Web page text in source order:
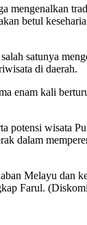
mengenalkan
betul
satunya
di daerah.
enam kali
potensi wisata
dalam
Melayu dan
Farul.